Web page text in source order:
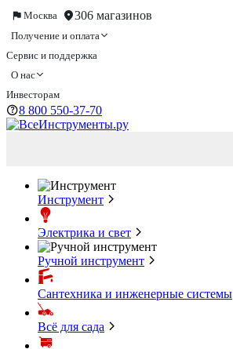
Москва 306 магазинов
Получение и оплата
Сервис и поддержка
О нас
Инвесторам
8 800 550-37-70
Инструмент
Электрика и свет
Ручной инструмент
Сантехника и инженерные системы
Всё для сада